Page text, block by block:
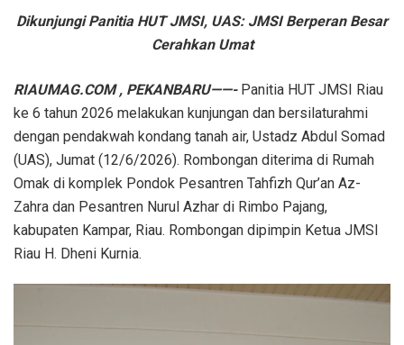
Dikunjungi Panitia HUT JMSI, UAS: JMSI Berperan Besar
Cerahkan Umat
RIAUMAG.COM , PEKANBARU——-Panitia HUT JMSI Riau
ke 6 tahun 2026 melakukan kunjungan dan bersilaturahmi
dengan pendakwah kondang tanah air, Ustadz Abdul Somad
(UAS), Jumat (12/6/2026). Rombongan diterima di Rumah
Omak di komplek Pondok Pesantren Tahfizh Qur’an Az-
Zahra dan Pesantren Nurul Azhar di Rimbo Pajang,
kabupaten Kampar, Riau. Rombongan dipimpin Ketua JMSI
Riau H. Dheni Kurnia.